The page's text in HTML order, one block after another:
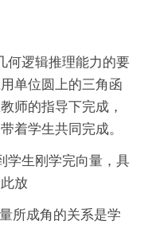
何逻辑推理能力的要
单位圆上的三角函
师的指导下完成，
着学生共同完成。
学生刚学完向量，具
放
所成角的关系是学